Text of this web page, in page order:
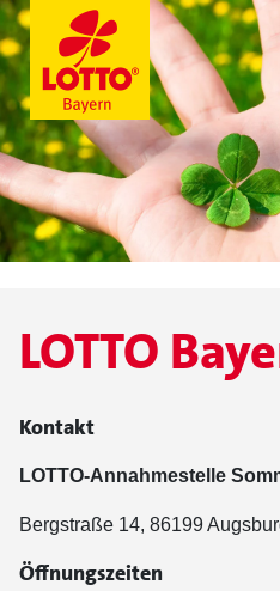
LOTTO
Kontakt
LOTTO-Annahmestelle
Bergstraße 14, 86199
Öffnungszeiten